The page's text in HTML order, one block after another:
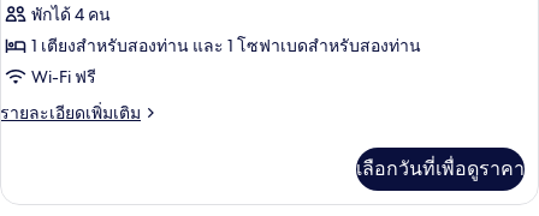
ทั้งหมด
ของ
One
Bedroom
พักได้ 4 คน
1 เตียงสำหรับสองท่าน และ 1 โซฟาเบดสำหรับสองท่าน
Wi-Fi ฟรี
รายละเอียดเพิ่มเติม
ราย
เกี่ยว
เลือกวันที่เพื่อดูราคา